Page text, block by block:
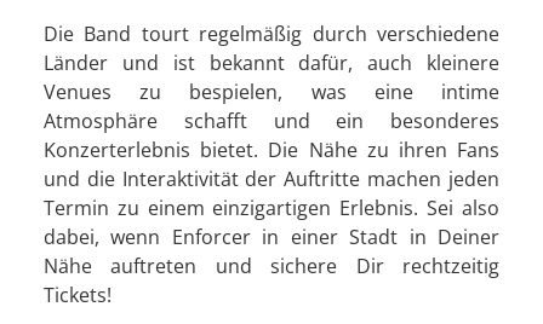
Die Band tourt regelmäßig durch verschiedene
Länder und ist bekannt dafür, auch kleinere
Venues zu bespielen, was eine intime
Atmosphäre schafft und ein besonderes
Konzerterlebnis bietet. Die Nähe zu ihren Fans
und die Interaktivität der Auftritte machen jeden
Termin zu einem einzigartigen Erlebnis. Sei also
dabei, wenn Enforcer in einer Stadt in Deiner
Nähe auftreten und sichere Dir rechtzeitig
Tickets!